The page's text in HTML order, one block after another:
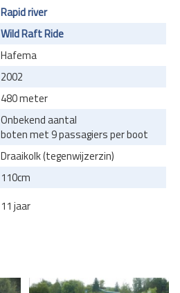
Rapid river
Wild Raft Ride
Hafema
2002
480 meter
Onbekend aantal
boten met 9 passagiers per boot
Draaikolk (tegenwijzerzin)
110cm
11 jaar